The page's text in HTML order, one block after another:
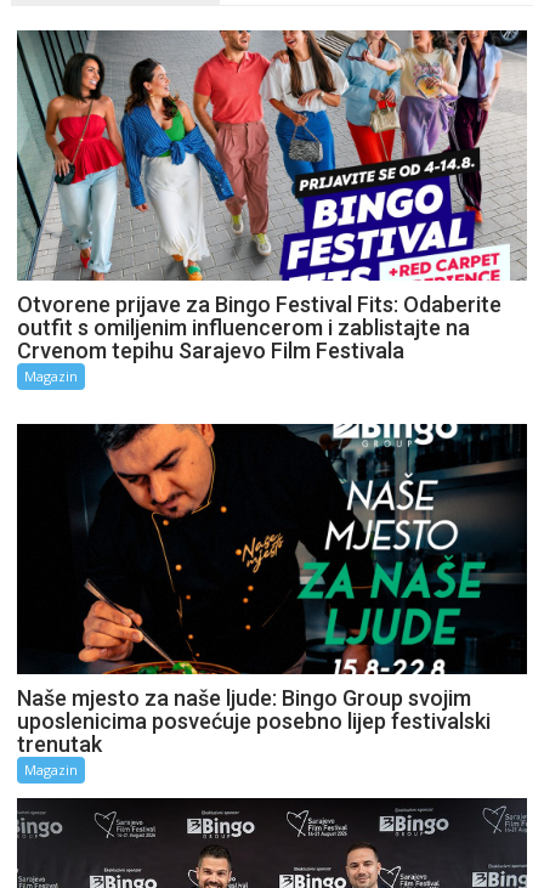
Otvorene prijave za Bingo Festival Fits: Odaberite
outfit s omiljenim influencerom i zablistajte na
Crvenom tepihu Sarajevo Film Festivala
Magazin
Naše mjesto za naše ljude: Bingo Group svojim
uposlenicima posvećuje posebno lijep festivalski
trenutak
Magazin